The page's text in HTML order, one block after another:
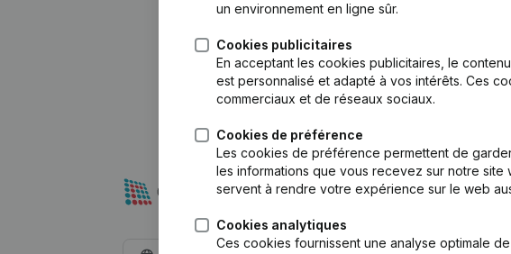
un environnement en ligne sûr.
Cookies publicitaires
En acceptant les cookies publicitaires, le
est personnalisé et adapté à vos intérêts. Ces
commerciaux et de réseaux sociaux.
Cookies de préférence
Les cookies de préférence permettent de
les informations que vous recevez sur notre
servent à rendre votre expérience sur le web
Cookies analytiques
Ces cookies fournissent une analyse optimale